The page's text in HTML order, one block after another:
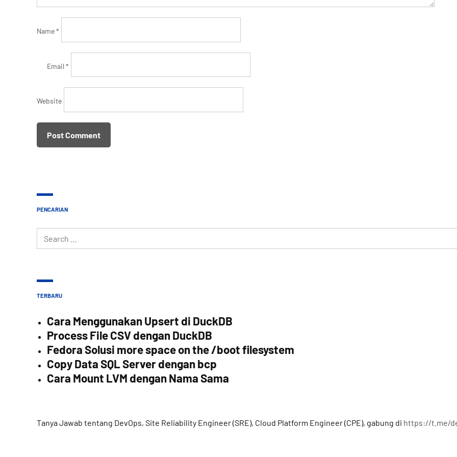
Name*
Email *
Website
PENCARIAN
Search
for:
TERBARU
Cara Menggunakan Upsert di DuckDB
Process File CSV dengan DuckDB
Fedora Solusi more space on the /boot filesystem
Copy Data SQL Server dengan bcp
Cara Mount LVM dengan Nama Sama
Tanya Jawab tentang DevOps, Site Reliability Engineer (SRE), Cloud Platform Engineer (CPE), gabung di https://t.me/